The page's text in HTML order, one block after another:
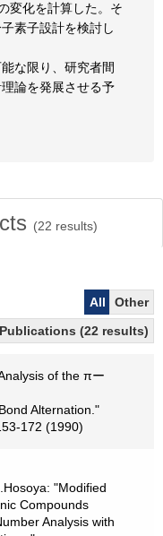
変化を計算した。そ
素子設計を検討し
な限り、研究者間
論を発展させる予
(22 results)
All
Other
Publications (22 results)
of the πー
Alternation."
172 (1990)
"Modified
Compounds
Analysis with